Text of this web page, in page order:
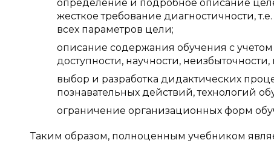
определение и подробное описание
жесткое требование диагностичности,
всех параметров цели;
описание содержания обучения с
доступности, научности, неизбыточности,
выбор и разработка дидактических
познавательных действий, технологий
ограничение организационных форм
Таким образом, полноценным учебником